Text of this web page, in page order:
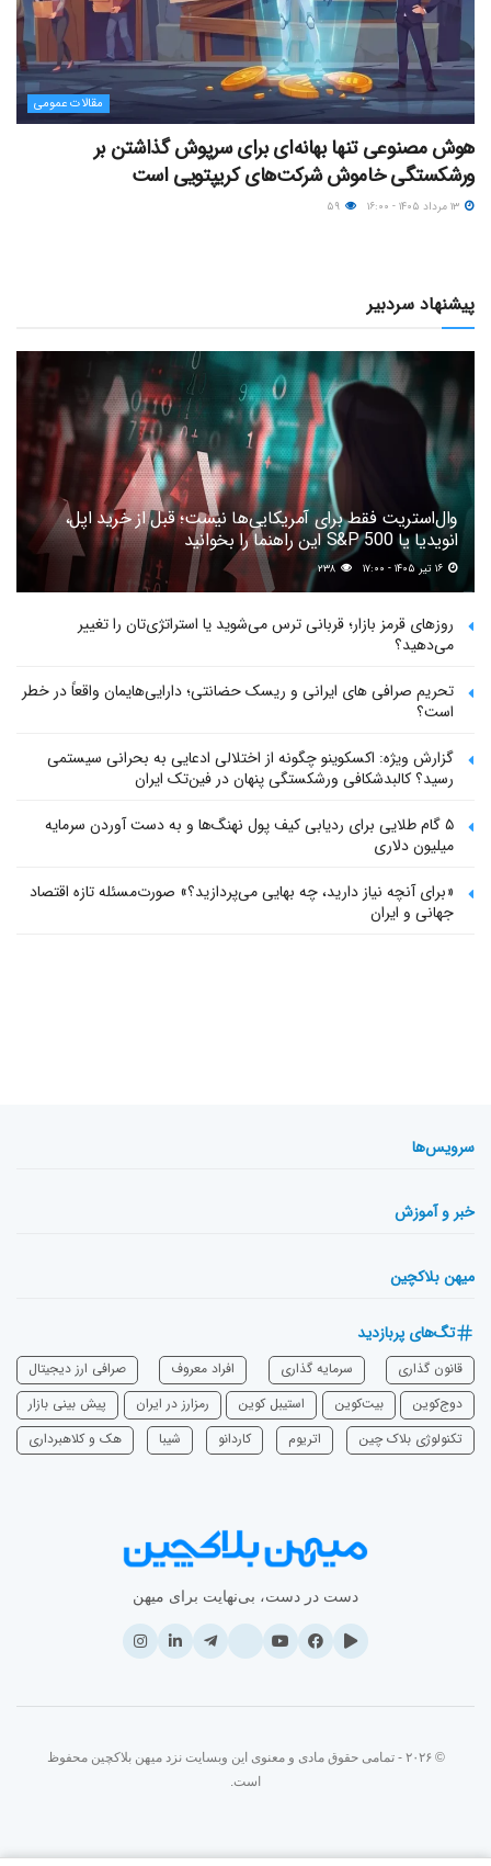
مقالات عمومی
هوش مصنوعی تنها بهانه‌ای برای سرپوش گذاشتن بر
ورشکستگی خاموش شرکت‌های کریپتویی است
پیشنهاد سردبیر
وال‌استریت فقط برای آمریکایی‌ها نیست؛ قبل از خرید اپل،
انویدیا یا S&P 500 این راهنما را بخوانید
۲۳۸
روزهای قرمز بازار؛ قربانی ترس می‌شوید یا استراتژی‌تان را تغییر
می‌دهید؟
تحریم صرافی های ایرانی و ریسک حضانتی؛ دارایی‌هایمان واقعاً در خطر
است؟
گزارش ویژه: اکسکوینو چگونه از اختلالی ادعایی به بحرانی سیستمی
رسید؟ کالبدشکافی ورشکستگی پنهان در فین‌تک ایران
۵ گام طلایی برای ردیابی کیف پول‌ نهنگ‌ها و به دست آوردن سرمایه
میلیون دلاری
«برای آنچه نیاز دارید، چه بهایی می‌پردازید؟» صورت‌مسئله تازه اقتصاد
جهانی و ایران
سرویس‌ها
خبر و آموزش
میهن بلاکچین
تگ‌های پربازدید
قانون گذاری سرمایه‌ گذاری افراد معروف
صرافی ارز دیجیتال
دوج‌کوین
بیت‌کوین استیبل کوین رمزارز در ایران
پیش بینی بازار
تکنولوژی بلاک چین
اتریوم ‌کاردانو شیبا هک و کلاهبرداری
دست در دست، بی‌نهایت برای میهن
© ۲۰۲۶ - تمامی حقوق مادی و معنوی این وبسایت نزد میهن بلاکچین محفوظ
است.